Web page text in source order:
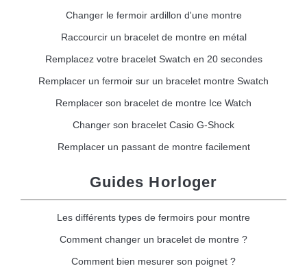
Changer le fermoir ardillon d'une montre
Raccourcir un bracelet de montre en métal
Remplacez votre bracelet Swatch en 20 secondes
Remplacer un fermoir sur un bracelet montre Swatch
Remplacer son bracelet de montre Ice Watch
Changer son bracelet Casio G-Shock
Remplacer un passant de montre facilement
Guides Horloger
Les différents types de fermoirs pour montre
Comment changer un bracelet de montre ?
Comment bien mesurer son poignet ?